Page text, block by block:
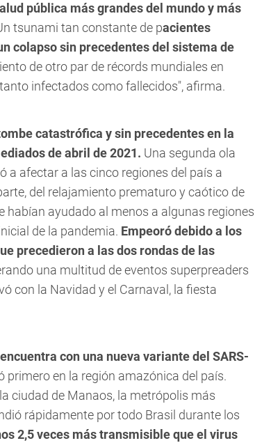
pública más grandes del mundo y más
tsunami tan constante de pacientes
colapso sin precedentes del sistema de
de otro par de récords mundiales en
infectados como fallecidos", afirma.
catastrófica y sin precedentes en la
de abril de 2021. Una segunda ola
a afectar a las cinco regiones del país a
del relajamiento prematuro y caótico de
habían ayudado al menos a algunas regiones
de la pandemia. Empeoró debido a los
precedieron a las dos rondas de las
una multitud de eventos superpreaders
con la Navidad y el Carnaval, la fiesta
con una nueva variante del SARS-
primero en la región amazónica del país.
ciudad de Manaos, la metrópolis más
rápidamente por todo Brasil durante los
2,5 veces más transmisible que el virus